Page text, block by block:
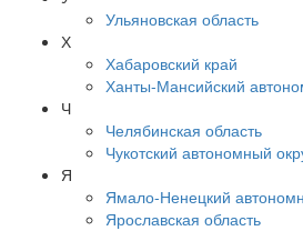
Ульяновская область
Х
Хабаровский край
Ханты-Мансийский
Ч
Челябинская область
Чукотский автономный
Я
Ямало-Ненецкий
Ярославская область